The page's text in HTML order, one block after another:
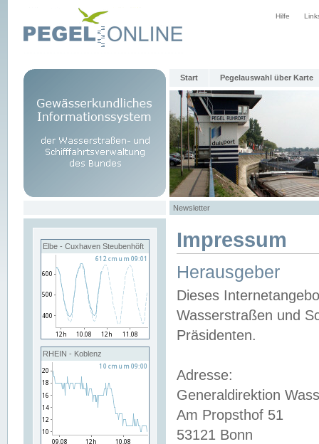
Hilfe
Start Pegelauswahl über Karte
Newsletter
Elbe - Cuxhaven Steubenhöft
RHEIN - Koblenz
Impressum
Herausgeber
Dieses
Wasserstraßen und
Präsidenten.
Adresse:
Generaldirektion
Am Propsthof 51
53121 Bonn